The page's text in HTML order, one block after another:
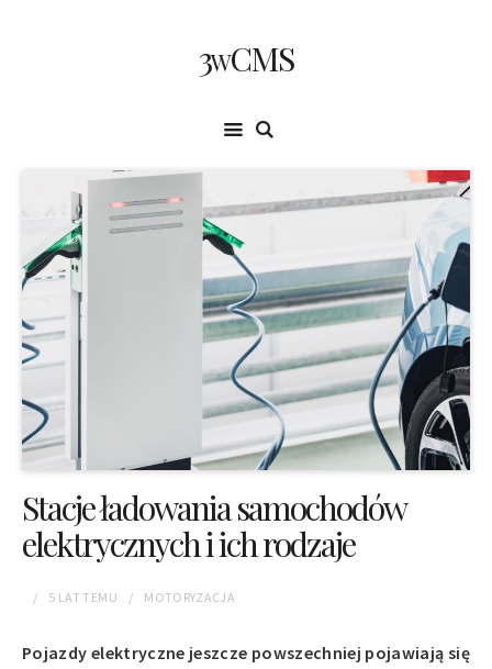
3wCMS
Stacje ładowania samochodów
elektrycznych i ich rodzaje
5 LAT TEMU MOTORYZACJA
Pojazdy elektryczne jeszcze powszechniej pojawiają się